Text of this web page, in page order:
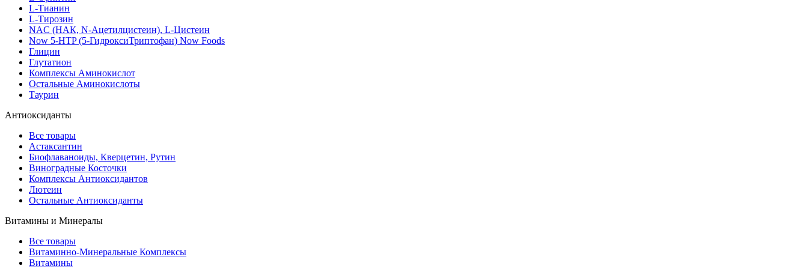
L-Тианин
L-Тирозин
NAC (НАК, N-Ацетилцистеин), L-Цистеин
Now 5-HTP (5-ГидроксиТриптофан) Now Foods
Глицин
Глутатион
Комплексы Аминокислот
Остальные Аминокислоты
Таурин
Антиоксиданты
Все товары
Астаксантин
Биофлаваноиды, Кверцетин, Рутин
Виноградные Косточки
Комплексы Антиоксидантов
Лютеин
Остальные Антиоксиданты
Витамины и Минералы
Все товары
Витаминно-Минеральные Комплексы
Витамины